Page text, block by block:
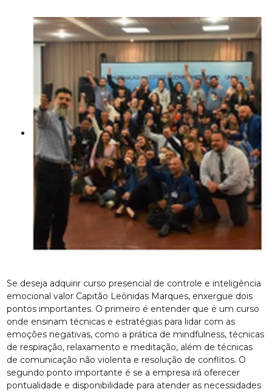
Se deseja adquirir curso presencial de controle e inteligência
emocional valor Capitão Leônidas Marques, enxergue dois
pontos importantes. O primeiro é entender que é um curso
onde ensinam técnicas e estratégias para lidar com as
emoções negativas, como a prática de mindfulness, técnicas
de respiração, relaxamento e meditação, além de técnicas
de comunicação não violenta e resolução de conflitos. O
segundo ponto importante é se a empresa irá oferecer
pontualidade e disponibilidade para atender as necessidades